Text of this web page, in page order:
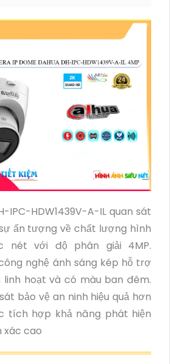
IPC-HDW1439V-A-IL quan sát
ấn tượng về chất lượng hình
nét với độ phân giải 4MP.
nghệ ánh sáng kép hỗ trợ
hoạt và có màu ban đêm.
bảo vệ an ninh hiệu quả hơn
tích hợp khả năng phát hiện
xác cao